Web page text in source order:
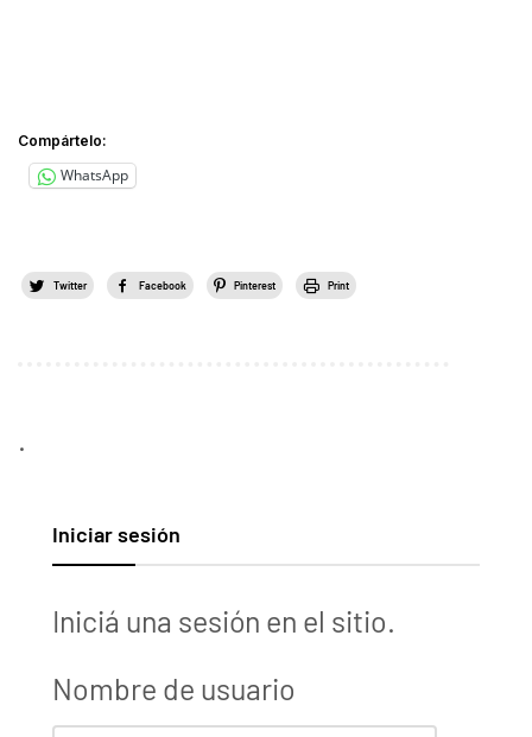
Compártelo:
WhatsApp
Twitter Facebook Pinterest Print
.
Iniciar sesión
Iniciá una sesión en el sitio.
Nombre de usuario